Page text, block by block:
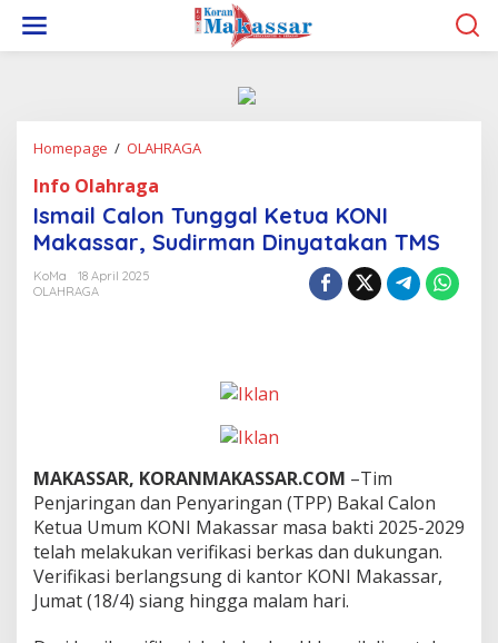
w
Homepage / OLAHRAGA
a
l
a
l
K
e
t
u
a
K
Info Olahraga
Ismail Calon Tunggal Ketua KONI
Makassar, Sudirman Dinyatakan TMS
KoMa
18 April 2025
OLAHRAGA
MAKASSAR, KORANMAKASSAR.COM –Tim
Penjaringan dan Penyaringan (TPP) Bakal Calon
Ketua Umum KONI Makassar masa bakti 2025-2029
telah melakukan verifikasi berkas dan dukungan.
Verifikasi berlangsung di kantor KONI Makassar,
Jumat (18/4) siang hingga malam hari.